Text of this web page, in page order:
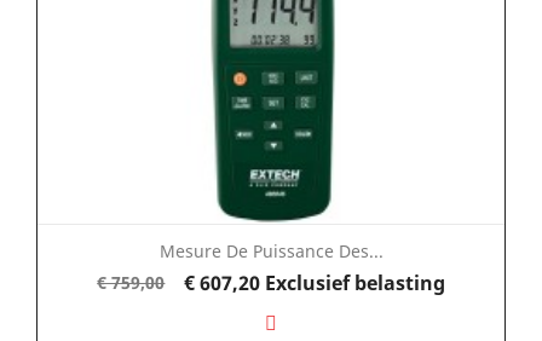
Mesure De Puissance Des...
Normale
€ 759,00 Prijs
€ 607,20 Exclusief belasting